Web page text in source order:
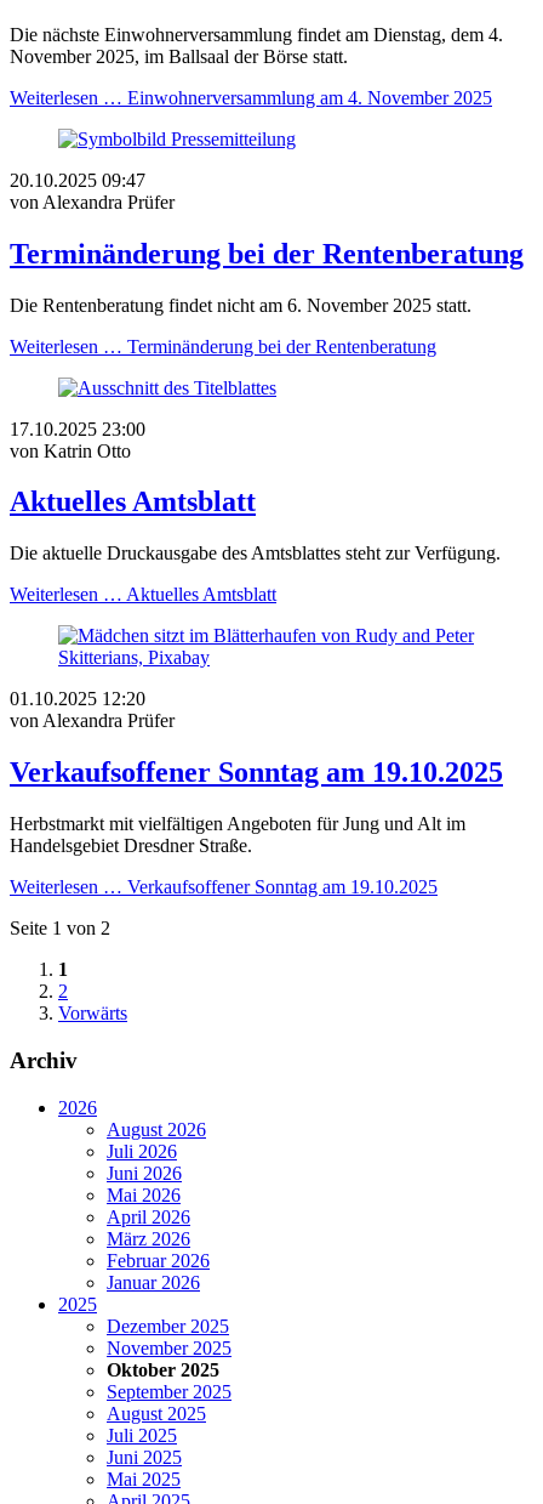
Die nächste Einwohnerversammlung findet am Dienstag, dem 4.
November 2025, im Ballsaal der Börse statt.
Weiterlesen … Einwohnerversammlung am 4. November 2025
20.10.2025 09:47
von Alexandra Prüfer
Terminänderung bei der Rentenberatung
Die Rentenberatung findet nicht am 6. November 2025 statt.
Weiterlesen … Terminänderung bei der Rentenberatung
17.10.2025 23:00
von Katrin Otto
Aktuelles Amtsblatt
Die aktuelle Druckausgabe des Amtsblattes steht zur Verfügung.
Weiterlesen … Aktuelles Amtsblatt
01.10.2025 12:20
von Alexandra Prüfer
Verkaufsoffener Sonntag am 19.10.2025
Herbstmarkt mit vielfältigen Angeboten für Jung und Alt im
Handelsgebiet Dresdner Straße.
Weiterlesen … Verkaufsoffener Sonntag am 19.10.2025
Seite 1 von 2
1
2
Vorwärts
Archiv
2026
August 2026
Juli 2026
Juni 2026
Mai 2026
April 2026
März 2026
Februar 2026
Januar 2026
2025
Dezember 2025
November 2025
Oktober 2025
September 2025
August 2025
Juli 2025
Juni 2025
Mai 2025